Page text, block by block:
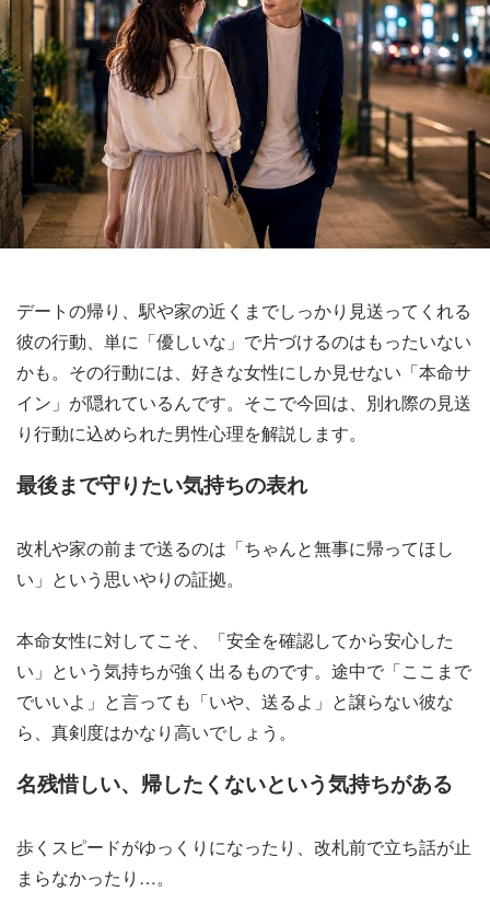
デートの帰り、駅や家の近くまでしっかり見送ってくれる
彼の行動、単に「優しいな」で片づけるのはもったいない
かも。その行動には、好きな女性にしか見せない「本命サ
イン」が隠れているんです。そこで今回は、別れ際の見送
り行動に込められた男性心理を解説します。
最後まで守りたい気持ちの表れ
改札や家の前まで送るのは「ちゃんと無事に帰ってほし
い」という思いやりの証拠。
本命女性に対してこそ、「安全を確認してから安心した
い」という気持ちが強く出るものです。途中で「ここまで
でいいよ」と言っても「いや、送るよ」と譲らない彼な
ら、真剣度はかなり高いでしょう。
名残惜しい、帰したくないという気持ちがある
歩くスピードがゆっくりになったり、改札前で立ち話が止
まらなかったり…。